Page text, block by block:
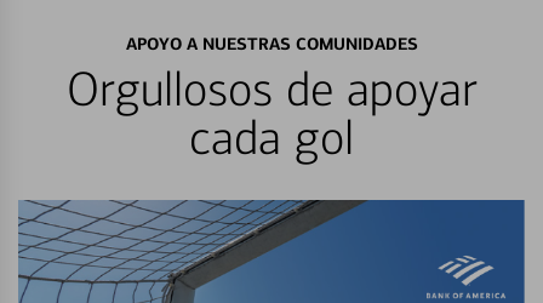
APOYO A NUESTRAS COMUNIDADES
Orgullosos de apoyar
cada gol